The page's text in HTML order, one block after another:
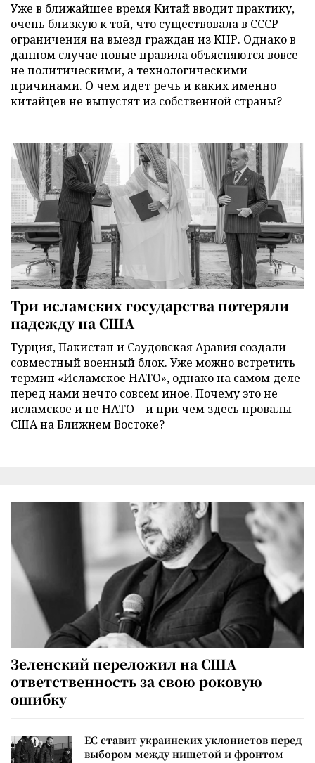
Уже в ближайшее время Китай вводит практику,
очень близкую к той, что существовала в СССР –
ограничения на выезд граждан из КНР. Однако в
данном случае новые правила объясняются вовсе
не политическими, а технологическими
причинами. О чем идет речь и каких именно
китайцев не выпустят из собственной страны?
Три исламских государства потеряли
надежду на США
Турция, Пакистан и Саудовская Аравия создали
совместный военный блок. Уже можно встретить
термин «Исламское НАТО», однако на самом деле
перед нами нечто совсем иное. Почему это не
исламское и не НАТО – и при чем здесь провалы
США на Ближнем Востоке?
Зеленский переложил на США
ответственность за свою роковую
ошибку
ЕС ставит украинских уклонистов перед
выбором между нищетой и фронтом